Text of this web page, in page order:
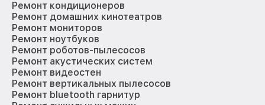
Ремонт кондиционеров
Ремонт домашних кинотеатров
Ремонт мониторов
Ремонт ноутбуков
Ремонт роботов-пылесосов
Ремонт акустических систем
Ремонт видеостен
Ремонт вертикальных пылесосов
Ремонт bluetooth гарнитур